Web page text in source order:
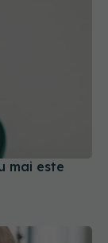
mai este